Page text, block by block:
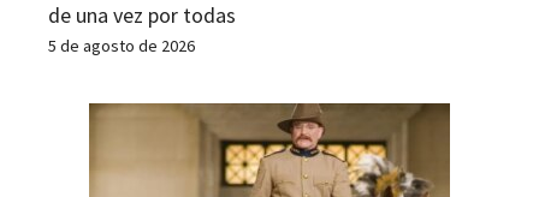
de una vez por todas
5 de agosto de 2026